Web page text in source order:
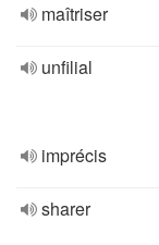
maîtriser
unfilial
imprécis
sharer